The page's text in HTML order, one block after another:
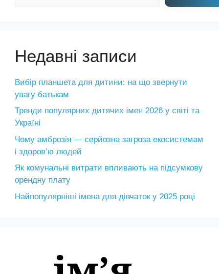
Недавні записи
Вибір планшета для дитини: на що звернути
увагу батькам
Тренди популярних дитячих імен 2026 у світі та
Україні
Чому амброзія — серйозна загроза екосистемам
і здоров’ю людей
Як комунальні витрати впливають на підсумкову
орендну плату
Найпопулярніші імена для дівчаток у 2025 році